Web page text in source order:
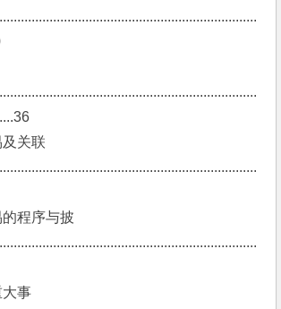
关联
程序与披
事